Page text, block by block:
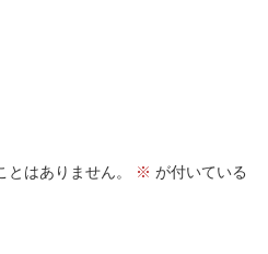
はありません。 ※ が付いている